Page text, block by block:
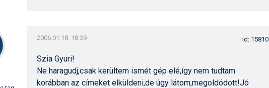
2006.01.18. 18:39 id: 15810
Szia Gyuri!
Ne haragudj,csak kerültem ismét gép elé,így nem tudtam
korábban az címeket elküldeni,de úgy látom,megoldódott!Jó